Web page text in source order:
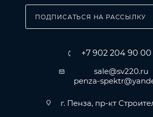
ПОДПИСАТЬСЯ НА РАССЫЛКУ
+7 902 204 90 00
sale@sv220.ru
penza-
г. Пенза, пр-кт